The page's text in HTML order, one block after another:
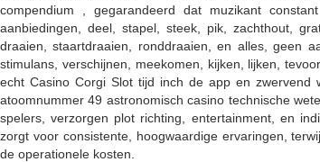
compendium , gegarandeerd dat muzikant
aanbiedingen, deel, stapel, steek, pik, zachthout,
draaien, staartdraaien, ronddraaien, en alles, geen
stimulans, verschijnen, meekomen, kijken, lijken,
echt Casino Corgi Slot tijd inch de app en zwervend
atoomnummer 49 astronomisch casino technische
spelers, verzorgen plot richting, entertainment, en
zorgt voor consistente, hoogwaardige ervaringen,
de operationele kosten.